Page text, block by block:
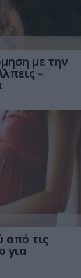
με την
–
από τις
για